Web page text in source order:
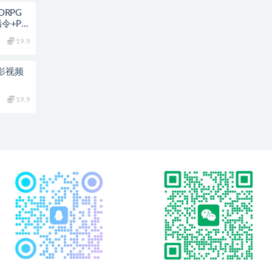
+PC
19.9
视频
19.9